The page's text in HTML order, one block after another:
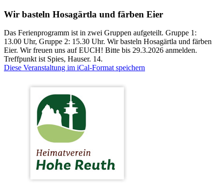
Wir basteln Hosagärtla und färben Eier
Das Ferienprogramm ist in zwei Gruppen aufgeteilt. Gruppe 1:
13.00 Uhr, Gruppe 2: 15.30 Uhr. Wir basteln Hosagärtla und färben
Eier. Wir freuen uns auf EUCH! Bitte bis 29.3.2026 anmelden.
Treffpunkt ist Spies, Hauser. 14.
Diese Veranstaltung im iCal-Format speichern